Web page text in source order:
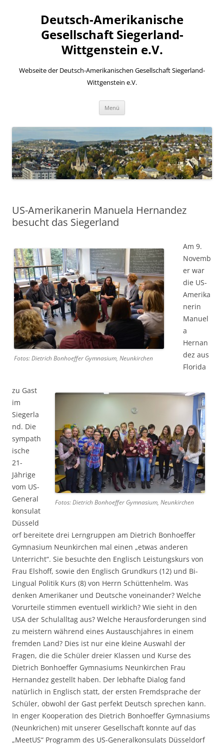
Deutsch-Amerikanische
Gesellschaft Siegerland-
Wittgenstein e.V.
Webseite der Deutsch-Amerikanischen Gesellschaft Siegerland-
Wittgenstein e.V.
Menü
US-Amerikanerin Manuela Hernandez
besucht das Siegerland
Fotos: Dietrich Bonhoeffer Gymnasium, Neunkirchen
Fotos: Dietrich Bonhoeffer Gymnasium, Neunkirchen
Am 9.
Novemb
er war
die US-
Amerika
nerin
Manuel
a
Hernan
dez aus
Florida
zu Gast
im
Siegerla
nd. Die
sympath
ische
21-
Jährige
vom US-
General
konsulat
Düsseld
orf bereitete drei Lerngruppen am Dietrich Bonhoeffer
Gymnasium Neunkirchen mal einen „etwas anderen
Unterricht“. Sie besuchte den Englisch Leistungskurs von
Frau Elshoff, sowie den Englisch Grundkurs (12) und Bi-
Lingual Politik Kurs (8) von Herrn Schüttenhelm. Was
denken Amerikaner und Deutsche voneinander? Welche
Vorurteile stimmen eventuell wirklich? Wie sieht in den
USA der Schulalltag aus? Welche Herausforderungen sind
zu meistern während eines Austauschjahres in einem
fremden Land? Dies ist nur eine kleine Auswahl der
Fragen, die die Schüler dreier Klassen und Kurse des
Dietrich Bonhoeffer Gymnasiums Neunkirchen Frau
Hernandez gestellt haben. Der lebhafte Dialog fand
natürlich in Englisch statt, der ersten Fremdsprache der
Schüler, obwohl der Gast perfekt Deutsch sprechen kann.
In enger Kooperation des Dietrich Bonhoeffer Gymnasiums
(Neunkrichen) mit unserer Gesellschaft konnte auf das
„MeetUS“ Programm des US-Generalkonsulats Düsseldorf